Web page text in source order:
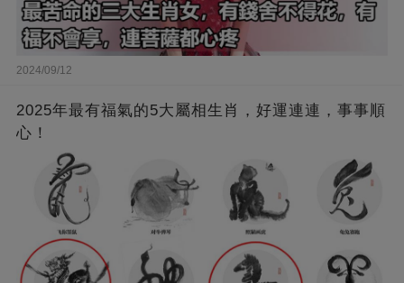
2024/09/12
2025年最有福氣的5大屬相生肖，好運連連，事事順
心！